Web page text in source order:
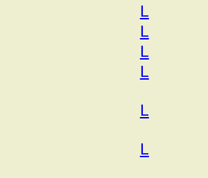
L
L
L
L
L
L